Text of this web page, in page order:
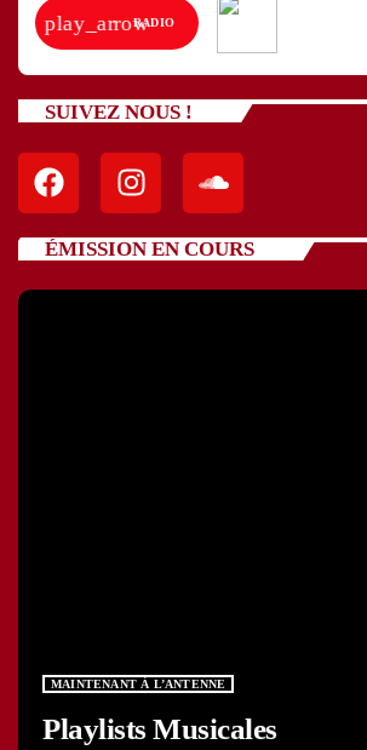
play_arrowRADIO
SUIVEZ NOUS !
ÉMISSION EN COURS
MAINTENANT À L’ANTENNE
Playlists Musicales